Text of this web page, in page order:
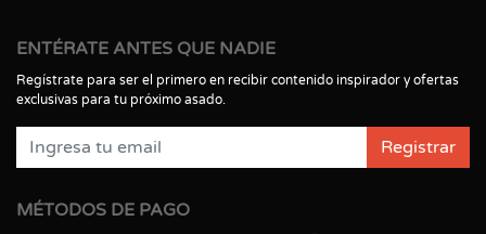
ENTÉRATE ANTES QUE NADIE
Regístrate para ser el primero en recibir contenido inspirador y ofertas
exclusivas para tu próximo asado.
Registrar
MÉTODOS DE PAGO